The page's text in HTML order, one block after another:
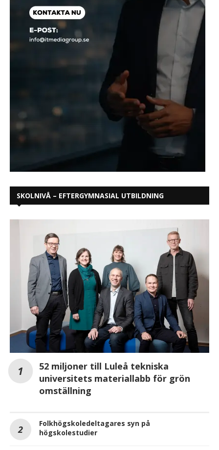
SKOLNIVÅ – EFTERGYMNASIAL UTBILDNING
52 miljoner till Luleå tekniska
universitets materiallabb för grön
omställning
Folkhögskoledeltagares syn på
högskolestudier